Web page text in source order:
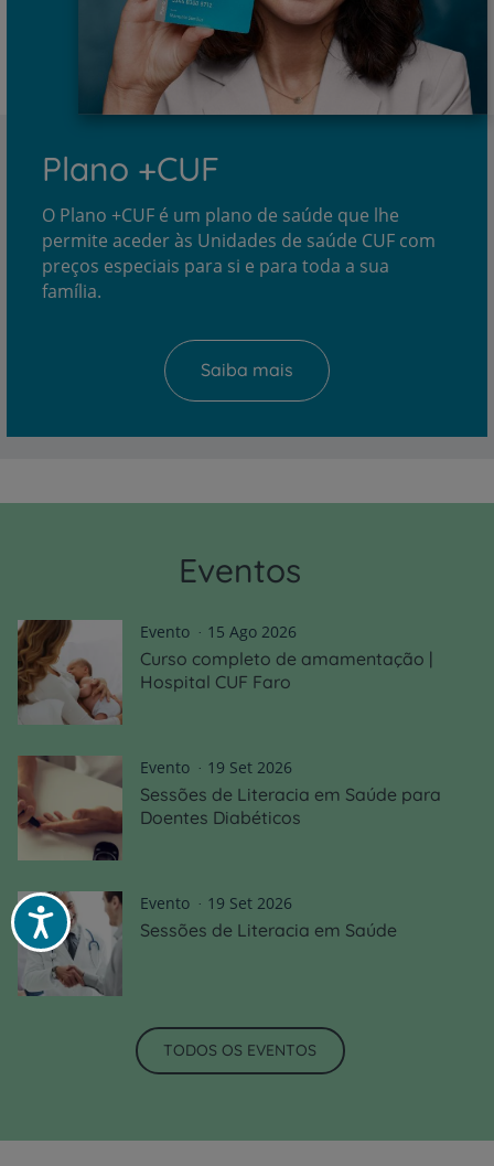
Acessibilidade
Plano +CUF
O Plano +CUF é um plano de saúde que lhe
permite aceder às Unidades de saúde CUF com
preços especiais para si e para toda a sua
família.
Saiba mais
Eventos
Evento 15 Ago 2026
Curso completo de amamentação |
Hospital CUF Faro
Evento 19 Set 2026
Sessões de Literacia em Saúde para
Doentes Diabéticos
Evento 19 Set 2026
Sessões de Literacia em Saúde
TODOS OS EVENTOS